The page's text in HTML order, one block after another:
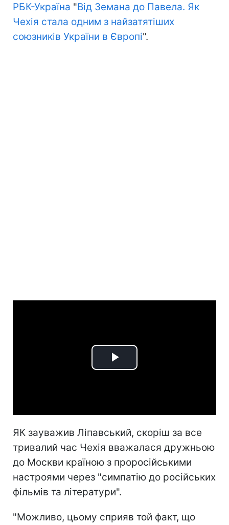
РБК-Україна "Від Земана до Павела. Як
Чехія стала одним з найзатятіших
союзників України в Європі".
Play
ЯК зауважив Ліпавський, скоріш за все
тривалий час Чехія вважалася дружньою
до Москви країною з проросійськими
настроями через "симпатію до російських
фільмів та літератури".
"Можливо, цьому сприяв той факт, що